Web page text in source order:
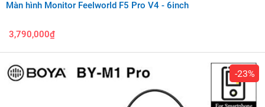
Màn hình Monitor Feelworld F5 Pro V4 - 6inch
3,790,000₫
-23%